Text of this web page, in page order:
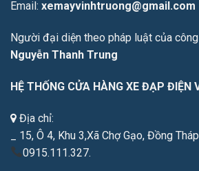
Email: xemayvinhtruong@gmail.com
Người đại diện theo pháp luật của
Nguyễn Thanh Trung
HỆ THỐNG CỬA HÀNG XE ĐẠP ĐIỆN
Địa chỉ:
_ 15, Ô 4, Khu 3,Xã Chợ Gạo, Đồng Tháp
0915.111.327.